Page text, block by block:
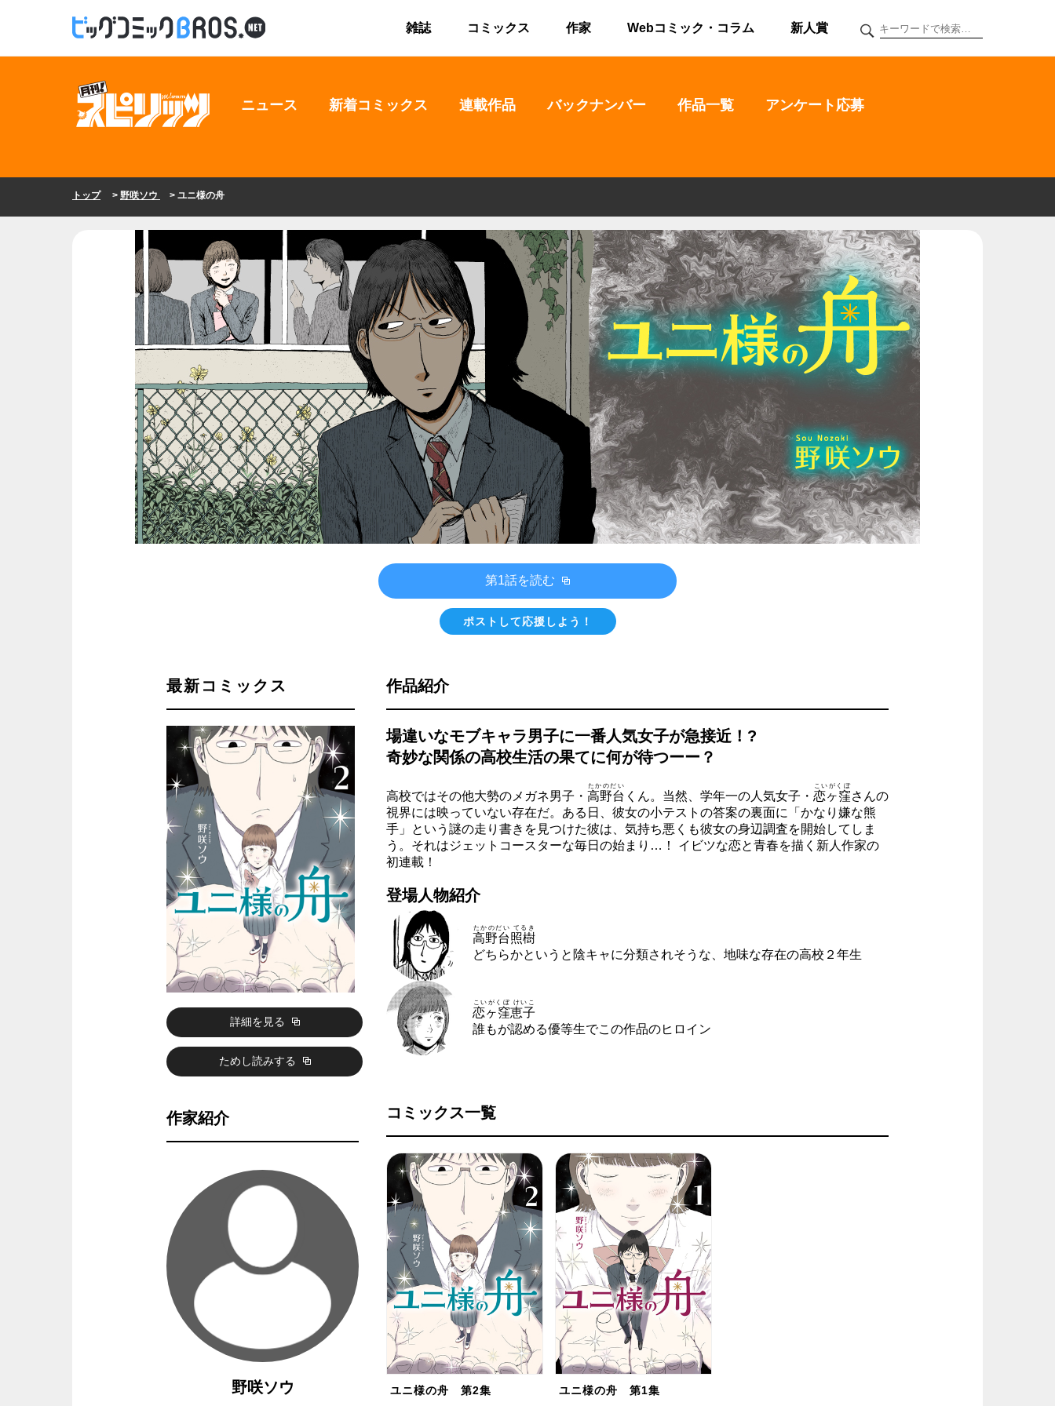
雑誌 コミックス 作家 Webコミック・コラム 新人賞
ニュース 新着コミックス 連載作品 バックナンバー 作品一覧 アンケート応募
トップ> 野咲ソウ > ユニ様の舟
第1話を読む
ポストして応援しよう！
最新コミックス
詳細を見る
ためし読みする
作家紹介
野咲ソウ
作品紹介
場違いなモブキャラ男子に一番人気女子が急接近！?
奇妙な関係の高校生活の果てに何が待つーー？
高校ではその他大勢のメガネ男子・ 高野台
たかのだい
くん。当然、学年一の人気女子・ 恋ヶ窪
こいがくぼ
さんの
視界には映っていない存在だ。ある日、彼女の小テストの答案の裏面に「かなり嫌な熊
手」という謎の走り書きを見つけた彼は、気持ち悪くも彼女の身辺調査を開始してしま
う。それはジェットコースターな毎日の始まり…！ イビツな恋と青春を描く新人作家の
初連載！
登場人物紹介
高野台照樹
たかのだい てるき
どちらかというと陰キャに分類されそうな、地味な存在の高校２年生
恋ヶ窪恵子
こいがくぼ けいこ
誰もが認める優等生でこの作品のヒロイン
コミックス一覧
ユニ様の舟 第2集 ユニ様の舟 第1集